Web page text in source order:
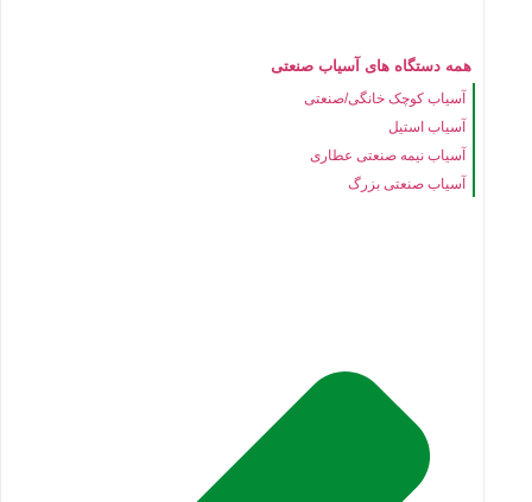
همه دستگاه های آسیاب صنعتی
آسیاب کوچک خانگی/صنعتی
آسیاب استیل
آسیاب نیمه صنعتی عطاری
آسیاب صنعتی بزرگ